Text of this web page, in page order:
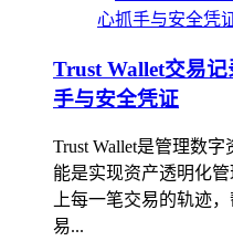
Trust Wallet交易
手与安全凭证
Trust Wallet是管理数
能是实现资产透明化
上每一笔交易的轨迹
易...